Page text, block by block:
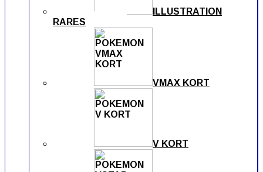
ILLUSTRATION
RARES
VMAX KORT
V KORT